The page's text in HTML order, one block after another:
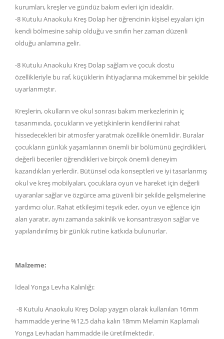
kurumları, kreşler ve gündüz bakım evleri için idealdir.
-8 Kutulu Anaokulu Kreş Dolap her öğrencinin kişisel eşyaları için
kendi bölmesine sahip olduğu ve sınıfın her zaman düzenli
olduğu anlamına gelir.
-8 Kutulu Anaokulu Kreş Dolap sağlam ve çocuk dostu
özellikleriyle bu raf, küçüklerin ihtiyaçlarına mükemmel bir şekilde
uyarlanmıştır.
Kreşlerin, okulların ve okul sonrası bakım merkezlerinin iç
tasarımında, çocukların ve yetişkinlerin kendilerini rahat
hissedecekleri bir atmosfer yaratmak özellikle önemlidir. Buralar
çocukların günlük yaşamlarının önemli bir bölümünü geçirdikleri,
değerli beceriler öğrendikleri ve birçok önemli deneyim
kazandıkları yerlerdir. Bütünsel oda konseptleri ve iyi tasarlanmış
okul ve kreş mobilyaları, çocuklara oyun ve hareket için değerli
uyaranlar sağlar ve özgürce ama güvenli bir şekilde gelişmelerine
yardımcı olur. Rahat etkileşimi teşvik eder, oyun ve eğlence için
alan yaratır, aynı zamanda sakinlik ve konsantrasyon sağlar ve
yapılandırılmış bir günlük rutine katkıda bulunurlar.
Malzeme:
İdeal Yonga Levha Kalınlığı:
-8 Kutulu Anaokulu Kreş Dolap yaygın olarak kullanılan 16mm
hammadde yerine %12,5 daha kalın 18mm Melamin Kaplamalı
Yonga Levhadan hammadde ile üretilmektedir.